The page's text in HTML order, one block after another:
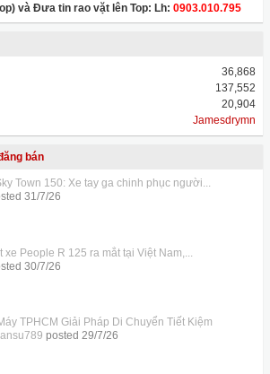
và Đưa tin rao vặt lên Top: Lh: 0903.010.795
36,868
137,552
20,904
Jamesdrymn
bán
Town 150: Xe tay ga chinh phục người...
31/7/26
xe People R 125 ra mắt tại Việt Nam,...
30/7/26
TPHCM Giải Pháp Di Chuyển Tiết Kiệm
posted 29/7/26